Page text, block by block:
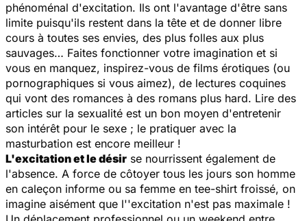
phénoménal d'excitation. Ils ont l'avantage d'être sans
limite puisqu'ils restent dans la tête et de donner libre
cours à toutes ses envies, des plus folles aux plus
sauvages… Faites fonctionner votre imagination et si
vous en manquez, inspirez-vous de films érotiques (ou
pornographiques si vous aimez), de lectures coquines
qui vont des romances à des romans plus hard. Lire des
articles sur la sexualité est un bon moyen d'entretenir
son intérêt pour le sexe ; le pratiquer avec la
masturbation est encore meilleur !
L'excitation et le désir se nourrissent également de
l'absence. A force de côtoyer tous les jours son homme
en caleçon informe ou sa femme en tee-shirt froissé, on
imagine aisément que l''excitation n'est pas maximale !